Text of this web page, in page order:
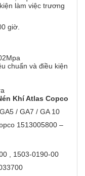
làm việc trương
giờ.
chuẩn và điều kiện
Khí Atlas Copco
/ GA7 / GA 10
1513005800 –
, 1503-0190-00